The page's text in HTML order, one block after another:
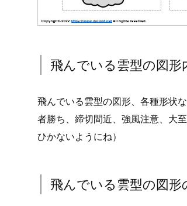
飛んでいる雲型の図形
飛んでいる雲型の図形、各種形状
者勝ち、締切間近、強風注意、大
ひかないようにね）
飛んでいる雲型の図形